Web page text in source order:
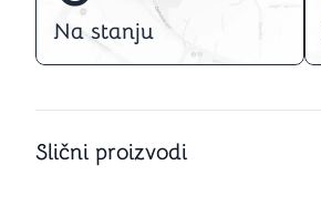
Na stanju
Slični proizvodi